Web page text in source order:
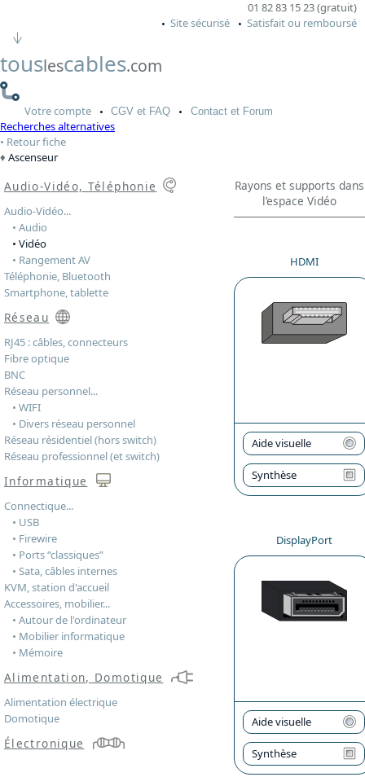
01 82 83 15 23 (gratuit)
Site sécurisé
Satisfait ou remboursé
touslescables.com
Votrecompte CGV et FAQ Contactet Forum
Recherches alternatives
Retour fiche
Ascenseur
Rayons et supports dans
l’espace Vidéo
HDMI
Aide visuelle
Synthèse
DisplayPort
Aide visuelle
Synthèse
Audio-Vidéo, Téléphonie
Audio-Vidéo...
• Audio
• Vidéo
• Rangement AV
Téléphonie, Bluetooth
Smartphone, tablette
Réseau
RJ45 : câbles, connecteurs
Fibre optique
BNC
Réseau personnel...
• WIFI
• Divers réseau personnel
Réseau résidentiel (hors switch)
Réseau professionnel (et switch)
Informatique
Connectique...
• USB
• Firewire
• Ports “classiques”
• Sata, câbles internes
KVM, station d'accueil
Accessoires, mobilier...
• Autour de l'ordinateur
• Mobilier informatique
• Mémoire
Alimentation, Domotique
Alimentation électrique
Domotique
Électronique